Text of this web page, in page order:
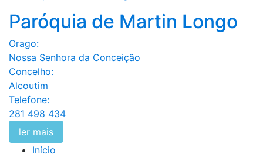
Paróquia de Martin Longo
Orago:
Nossa Senhora da Conceição
Concelho:
Alcoutim
Telefone:
281 498 434
ler mais
Início